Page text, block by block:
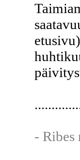
- Ribes